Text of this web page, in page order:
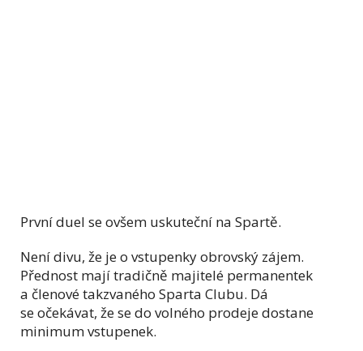
První duel se ovšem uskuteční na Spartě.
Není divu, že je o vstupenky obrovský zájem.
Přednost mají tradičně majitelé permanentek
a členové takzvaného Sparta Clubu. Dá
se očekávat, že se do volného prodeje dostane
minimum vstupenek.